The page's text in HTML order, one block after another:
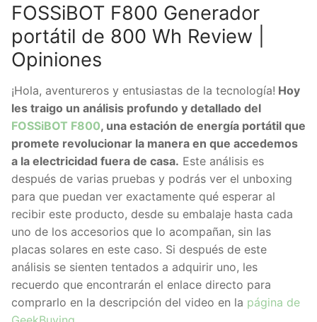
FOSSiBOT F800 Generador
portátil de 800 Wh Review |
Opiniones
¡Hola, aventureros y entusiastas de la tecnología! Hoy
les traigo un análisis profundo y detallado del
FOSSiBOT F800, una estación de energía portátil que
promete revolucionar la manera en que accedemos
a la electricidad fuera de casa. Este análisis es
después de varias pruebas y podrás ver el unboxing
para que puedan ver exactamente qué esperar al
recibir este producto, desde su embalaje hasta cada
uno de los accesorios que lo acompañan, sin las
placas solares en este caso. Si después de este
análisis se sienten tentados a adquirir uno, les
recuerdo que encontrarán el enlace directo para
comprarlo en la descripción del video en la página de